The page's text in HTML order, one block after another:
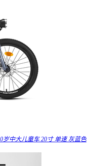
中大儿童车 20寸 单速 灰蓝色